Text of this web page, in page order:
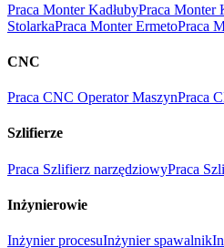
Praca Monter KadłubyPraca Monter
StolarkaPraca Monter ErmetoPraca
CNC
Praca CNC Operator MaszynPraca
Szlifierze
Praca Szlifierz narzędziowyPraca
Inżynierowie
Inżynier procesuInżynier spawalnik